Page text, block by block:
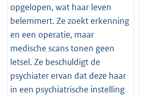
opgelopen, wat haar leven
belemmert. Ze zoekt erkenning
en een operatie, maar
medische scans tonen geen
letsel. Ze beschuldigt de
psychiater ervan dat deze haar
in een psychiatrische instelling